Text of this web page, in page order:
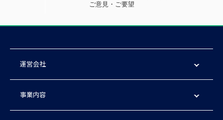
ご意見・ご要望
運営会社
事業内容